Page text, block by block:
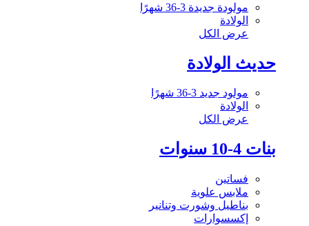
مولودة جديدة 3-36 شهرًا
الولادة
عرض الكل
حديث الولادة
مولود جديد 3-36 شهرًا
الولادة
عرض الكل
بنات 4-10 سنوات
فساتين
ملابس علوية
بناطيل وشورت وتنانير
إكسسوارات